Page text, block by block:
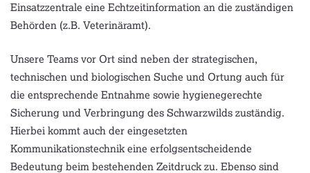
Einsatzzentrale eine Echtzeitinformation an die zuständigen
Behörden (z.B. Veterinäramt).
Unsere Teams vor Ort sind neben der strategischen,
technischen und biologischen Suche und Ortung auch für
die entsprechende Entnahme sowie hygienegerechte
Sicherung und Verbringung des Schwarzwilds zuständig.
Hierbei kommt auch der eingesetzten
Kommunikationstechnik eine erfolgsentscheidende
Bedeutung beim bestehenden Zeitdruck zu. Ebenso sind